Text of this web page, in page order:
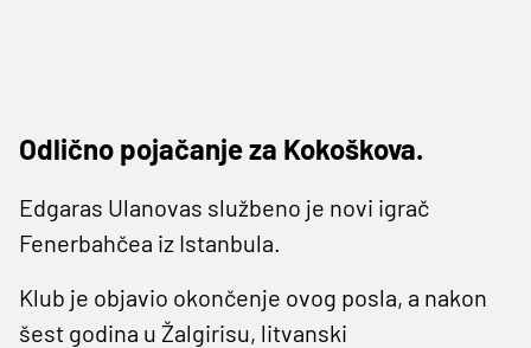
Odlično pojačanje za Kokoškova.
Edgaras Ulanovas službeno je novi igrač
Fenerbahčea iz Istanbula.
Klub je objavio okončenje ovog posla, a nakon
šest godina u Žalgirisu, litvanski